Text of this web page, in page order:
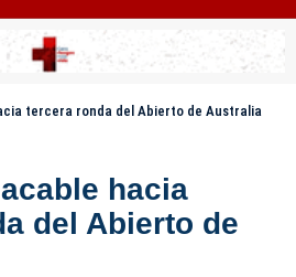
tercera ronda del Abierto de Australia
hacia
del Abierto de